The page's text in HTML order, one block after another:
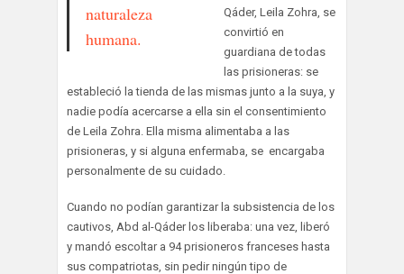
naturaleza
humana.
Qáder, Leila Zohra, se
convirtió en
guardiana de todas
las prisioneras: se
estableció la tienda de las mismas junto a la suya, y
nadie podía acercarse a ella sin el consentimiento
de Leila Zohra. Ella misma alimentaba a las
prisioneras, y si alguna enfermaba, se encargaba
personalmente de su cuidado.
Cuando no podían garantizar la subsistencia de los
cautivos, Abd al-Qáder los liberaba: una vez, liberó
y mandó escoltar a 94 prisioneros franceses hasta
sus compatriotas, sin pedir ningún tipo de